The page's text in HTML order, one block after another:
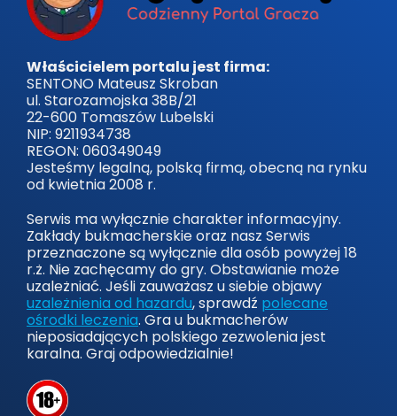
Właścicielem portalu jest firma:
SENTONO Mateusz Skroban
ul. Starozamojska 38B/21
22-600 Tomaszów Lubelski
NIP: 9211934738
REGON: 060349049
Jesteśmy legalną, polską firmą, obecną na rynku
od kwietnia 2008 r.
Serwis ma wyłącznie charakter informacyjny.
Zakłady bukmacherskie oraz nasz Serwis
przeznaczone są wyłącznie dla osób powyżej 18
r.ż. Nie zachęcamy do gry. Obstawianie może
uzależniać. Jeśli zauważasz u siebie objawy
uzależnienia od hazardu, sprawdź polecane
ośrodki leczenia. Gra u bukmacherów
nieposiadających polskiego zezwolenia jest
karalna. Graj odpowiedzialnie!